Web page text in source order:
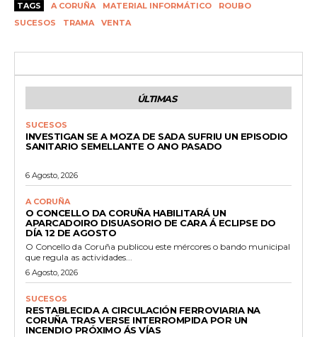
TAGS A CORUÑA MATERIAL INFORMÁTICO
ROUBO
SUCESOS
TRAMA VENTA
ÚLTIMAS
SUCESOS
INVESTIGAN SE A MOZA DE SADA SUFRIU UN EPISODIO
SANITARIO SEMELLANTE O ANO PASADO
6 Agosto, 2026
A CORUÑA
O CONCELLO DA CORUÑA HABILITARÁ UN
APARCADOIRO DISUASORIO DE CARA Á ECLIPSE DO
DÍA 12 DE AGOSTO
O Concello da Coruña publicou este mércores o bando municipal
que regula as actividades...
6 Agosto, 2026
SUCESOS
RESTABLECIDA A CIRCULACIÓN FERROVIARIA NA
CORUÑA TRAS VERSE INTERROMPIDA POR UN
INCENDIO PRÓXIMO ÁS VÍAS